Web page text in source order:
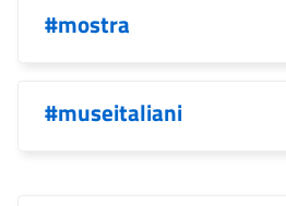
#mostra
#museitaliani